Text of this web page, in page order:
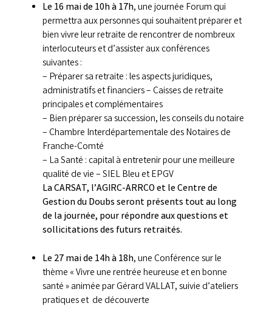
Le 16 mai de 10h à 17h, une journée Forum qui
permettra aux personnes qui souhaitent préparer et
bien vivre leur retraite de rencontrer de nombreux
interlocuteurs et d’assister aux conférences
suivantes :
– Préparer sa retraite : les aspects juridiques,
administratifs et financiers – Caisses de retraite
principales et complémentaires
– Bien préparer sa succession, les conseils du notaire
– Chambre Interdépartementale des Notaires de
Franche-Comté
– La Santé : capital à entretenir pour une meilleure
qualité de vie – SIEL Bleu et EPGV
La CARSAT, l’AGIRC-ARRCO et le Centre de
Gestion du Doubs seront présents tout au long
de la journée, pour répondre aux questions et
sollicitations des futurs retraités.
Le 27 mai de 14h à 18h, une Conférence sur le
thème « Vivre une rentrée heureuse et en bonne
santé » animée par Gérard VALLAT, suivie d’ateliers
pratiques et de découverte